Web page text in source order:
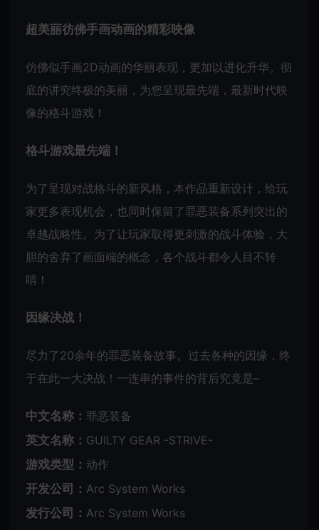
超美丽彷佛手画动画的精彩映像
仿佛似手画2D动画的华丽表现，更加以进化升华。彻
底的讲究终极的美丽，为您呈现最先端，最新时代映
像的格斗游戏！
格斗游戏最先端！
为了呈现对战格斗的新风格，本作品重新设计，给玩
家更多表现机会，也同时保留了罪恶装备系列突出的
卓越战略性。为了让玩家取得更刺激的战斗体验，大
胆的舍弃了画面端的概念，各个战斗都令人目不转
睛！
因缘决战！
尽力了20余年的罪恶装备故事。过去各种的因缘，终
于在此一大决战！一连串的事件的背后究竟是–
中文名称： 罪恶装备
英文名称： GUILTY GEAR -STRIVE-
游戏类型： 动作
开发公司： Arc System Works
发行公司： Arc System Works